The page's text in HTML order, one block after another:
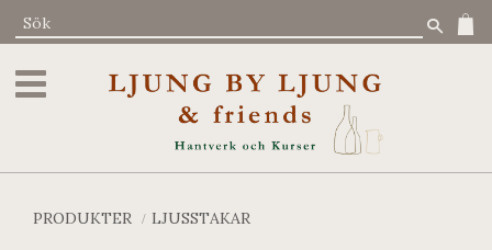
Meny
PRODUKTER LJUSSTAKAR